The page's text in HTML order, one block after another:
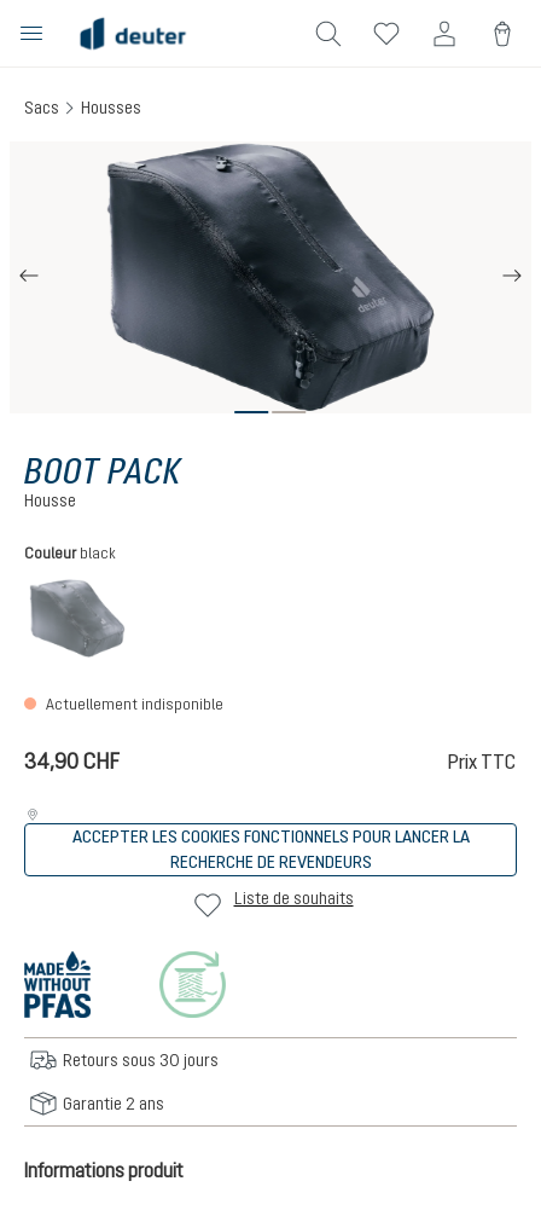
principal
Sacs Housses
Ignorer la galerie d'images
BOOT PACK
Housse
Sélectionnez
Couleur black
Actuellement indisponible
34,90 CHF Prix TTC
ACCEPTER LES COOKIES FONCTIONNELS POUR LANCER LA
RECHERCHE DE REVENDEURS
Liste de souhaits
Retours sous 30 jours
Garantie 2 ans
Informations produit